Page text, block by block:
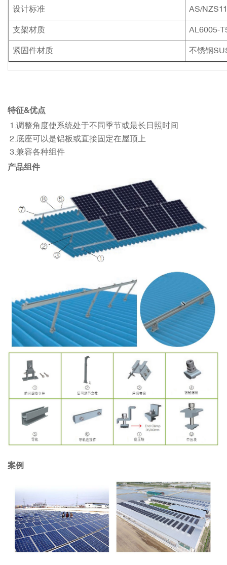
设计标准 AS/
支架材质 AL6005-
紧固件材质 不锈钢
特征&优点
1.调整角度使系统处于不同季节或最长日照时间
2.底座可以是铝板或直接固定在屋顶上
3.兼容各种组件
产品组件
案例